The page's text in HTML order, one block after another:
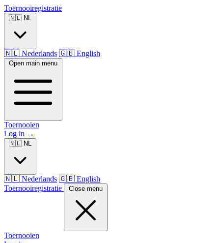
Toernooiregistratie
🇳🇱 NL
🇳🇱 Nederlands 🇬🇧 English
Open main menu
Toernooien
Log in →
🇳🇱 NL
🇳🇱 Nederlands 🇬🇧 English
Toernooiregistratie
Close menu
Toernooien